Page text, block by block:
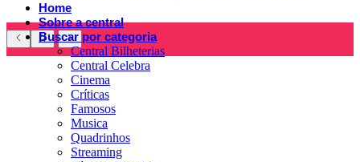
Home
Sobre a central
Buscar por categoria
Central Bilheterias
Central Celebra
Cinema
Críticas
Famosos
Musica
Quadrinhos
Streaming